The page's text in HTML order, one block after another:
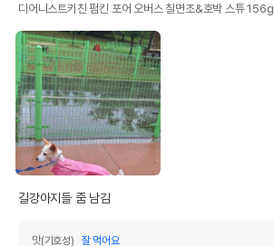
디어니스트키친 펌킨 포어 오버스 칠면조&호박 스튜 156g
길강아지들 줌 남김
맛(기호성)
잘 먹어요